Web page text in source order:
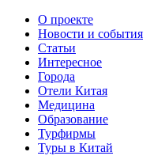
О проекте
Новости и события
Статьи
Интересное
Города
Отели Китая
Медицина
Образование
Турфирмы
Туры в Китай